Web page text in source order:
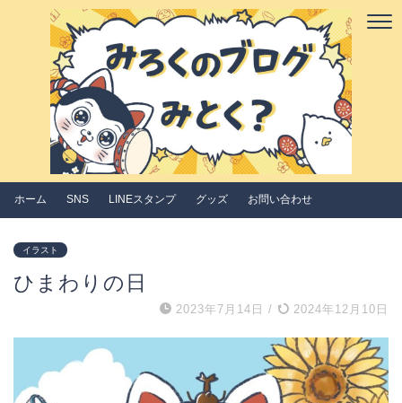
ホーム SNS LINEスタンプ グッズ お問い合わせ
イラスト
ひまわりの日
2023年7月14日 / 2024年12月10日